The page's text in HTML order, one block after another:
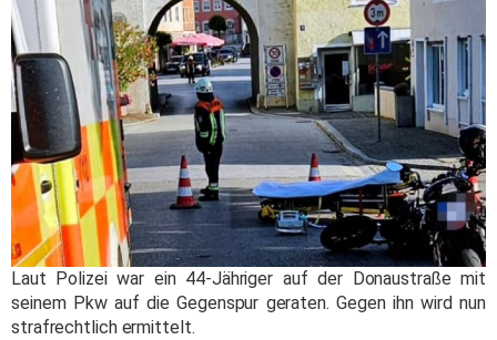
Laut Polizei war ein 44-Jähriger auf der Donaustraße mit
seinem Pkw auf die Gegenspur geraten. Gegen ihn wird nun
strafrechtlich ermittelt.